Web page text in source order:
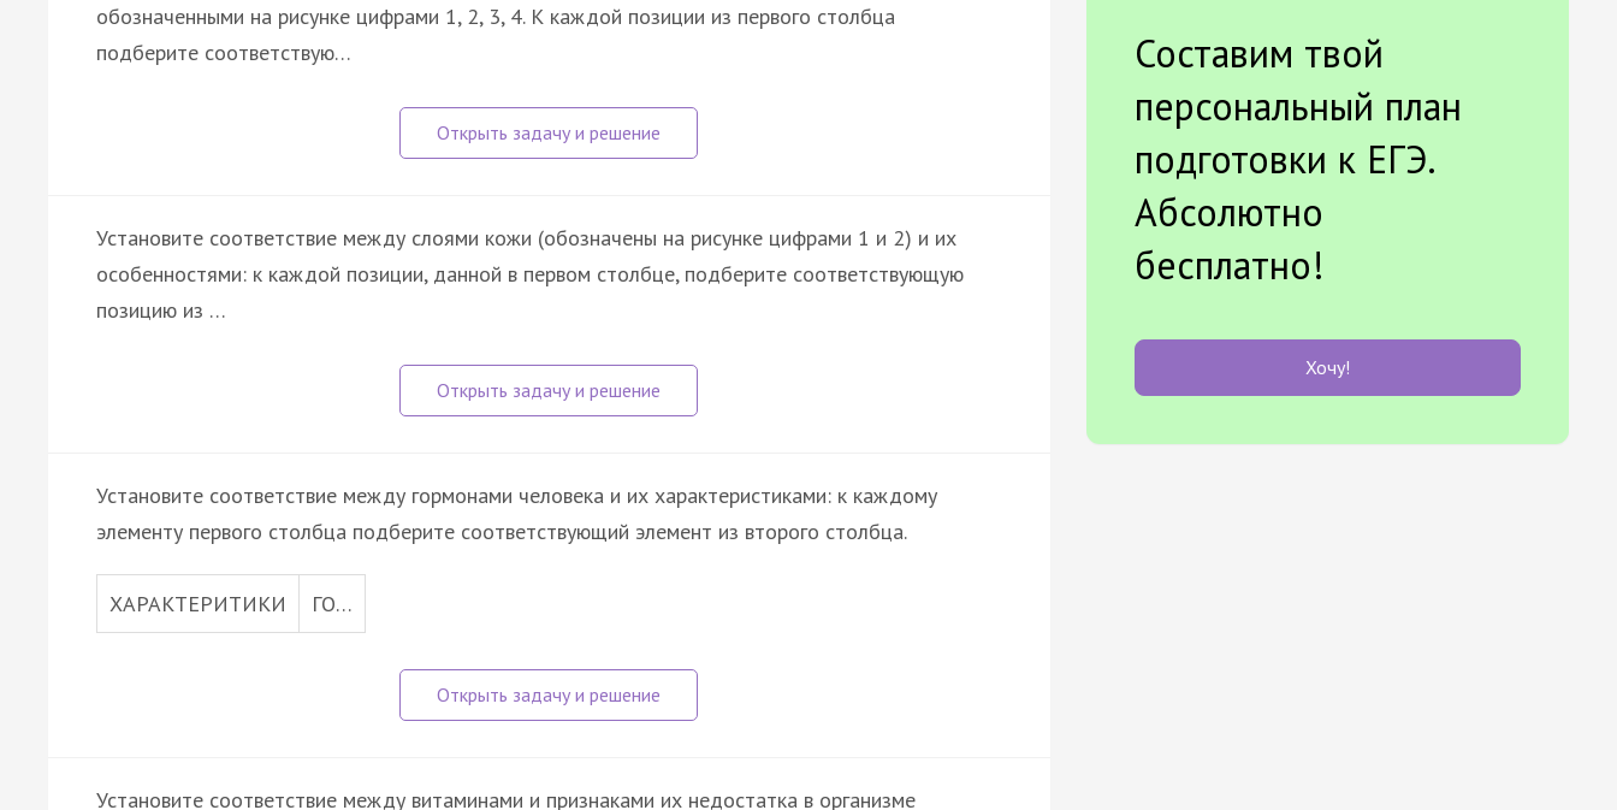
обозначенными на рисунке цифрами 1, 2, 3, 4. К каждой позиции из первого столбца
подберите соответствую…
Установите соответствие между слоями кожи (обозначены на рисунке цифрами 1 и 2) и их
особенностями: к каждой позиции, данной в первом столбце, подберите соответствующую
позицию из …
Установите соответствие между гормонами человека и их характеристиками: к каждому
элементу первого столбца подберите соответствующий элемент из второго столбца.
ХАРАКТЕРИТИКИ ГО…
Установите соответствие между витаминами и признаками их недостатка в организме
Составим твой
персональный план
подготовки к ЕГЭ.
Абсолютно
бесплатно!
Хочу!